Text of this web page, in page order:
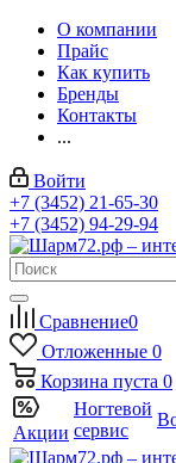
О компании
Прайс
Как купить
Бренды
Контакты
...
Войти
+7 (3452) 21-65-30
+7 (3452) 94-29-94
Сравнение0
Отложенные 0
Корзина пуста 0
Акции
Ногтевой
сервис